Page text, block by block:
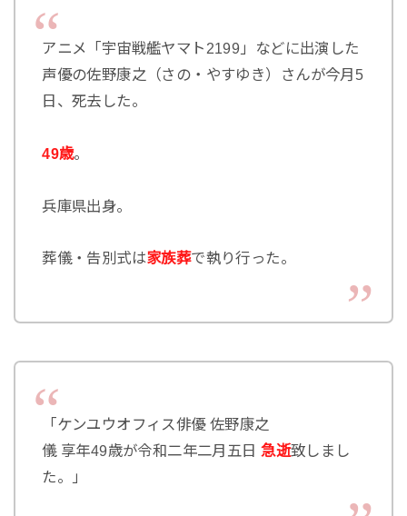
アニメ「宇宙戦艦ヤマト2199」などに出演した
声優の佐野康之（さの・やすゆき）さんが今月5
日、死去した。
49歳。
兵庫県出身。
葬儀・告別式は家族葬で執り行った。
「ケンユウオフィス俳優 佐野康之
儀 享年49歳が令和二年二月五日急逝致しまし
た。」